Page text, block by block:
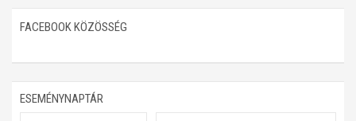
FACEBOOK KÖZÖSSÉG
ESEMÉNYNAPTÁR